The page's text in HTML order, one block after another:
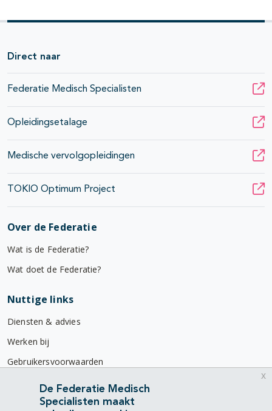
Direct naar
Federatie Medisch Specialisten
Opleidingsetalage
Medische vervolgopleidingen
TOKIO Optimum Project
Over de Federatie
Wat is de Federatie?
Wat doet de Federatie?
Nuttige links
Diensten & advies
Werken bij
Gebruikersvoorwaarden
Privacyverklaring
De Federatie Medisch
Specialisten maakt
x